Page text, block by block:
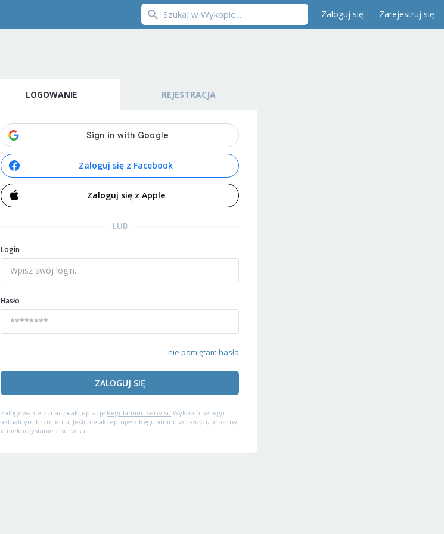
Zaloguj się Zarejestruj się
LOGOWANIE REJESTRACJA
Zaloguj się z Facebook
Zaloguj się z Apple
LUB
Login
Hasło
nie pamiętam hasła
ZALOGUJ SIĘ
Zalogowanie oznacza akceptację Regulaminu serwisu Wykop.pl w jego
aktualnym brzmieniu. Jeśli nie akceptujesz Regulaminu w całości, prosimy
o niekorzystanie z serwisu.